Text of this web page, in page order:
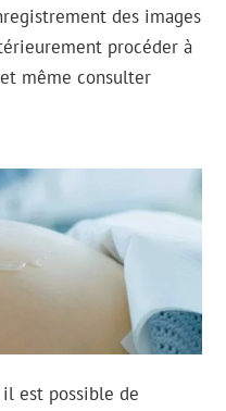
des images
procéder à
même consulter
est possible de